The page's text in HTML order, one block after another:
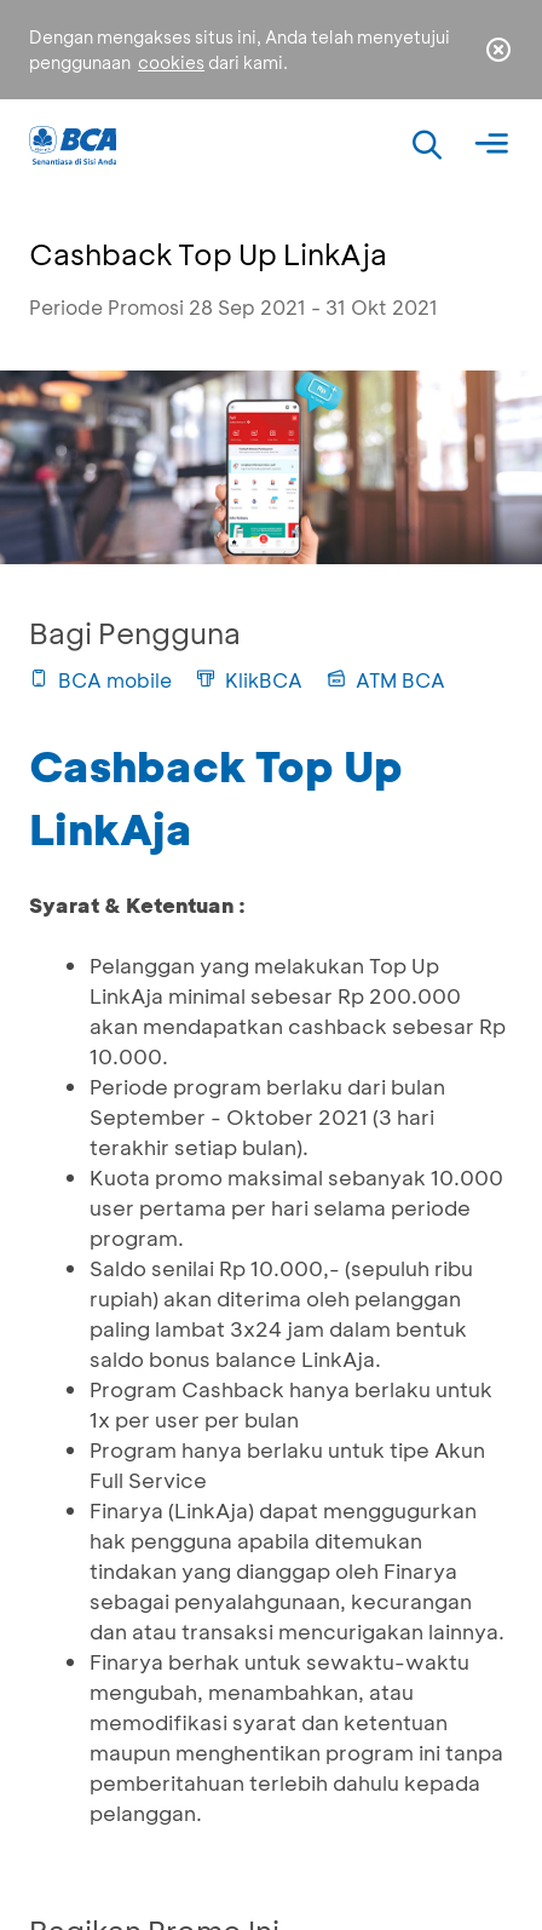
Dengan mengakses situs ini, Anda telah menyetujui
penggunaan cookies dari kami.
Cashback Top Up LinkAja
Periode Promosi 28 Sep 2021 - 31 Okt 2021
Bagi Pengguna
BCA mobile KlikBCA ATM BCA
Cashback Top Up
LinkAja
Syarat & Ketentuan :
Pelanggan yang melakukan Top Up
LinkAja minimal sebesar Rp 200.000
akan mendapatkan cashback sebesar Rp
10.000.
Periode program berlaku dari bulan
September - Oktober 2021 (3 hari
terakhir setiap bulan).
Kuota promo maksimal sebanyak 10.000
user pertama per hari selama periode
program.
Saldo senilai Rp 10.000,- (sepuluh ribu
rupiah) akan diterima oleh pelanggan
paling lambat 3x24 jam dalam bentuk
saldo bonus balance LinkAja.
Program Cashback hanya berlaku untuk
1x per user per bulan
Program hanya berlaku untuk tipe Akun
Full Service
Finarya (LinkAja) dapat menggugurkan
hak pengguna apabila ditemukan
tindakan yang dianggap oleh Finarya
sebagai penyalahgunaan, kecurangan
dan atau transaksi mencurigakan lainnya.
Finarya berhak untuk sewaktu-waktu
mengubah, menambahkan, atau
memodifikasi syarat dan ketentuan
maupun menghentikan program ini tanpa
pemberitahuan terlebih dahulu kepada
pelanggan.